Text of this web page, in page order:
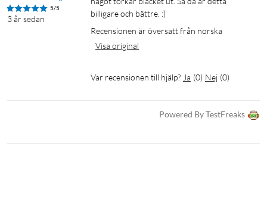
5/5
3 år sedan
billigare och bättre. :)
Recensionen är översatt från norska
Visa original
Var recensionen till hjälp? Ja (0) Nej (0)
Powered By TestFreaks